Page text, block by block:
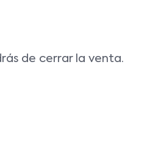
de cerrar la venta.